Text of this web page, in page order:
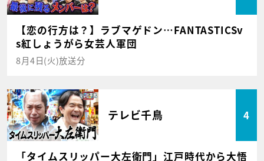
【恋の行方は？】ラブマゲドン…FANTASTICSv
s紅しょうがら女芸人軍団
8月4日(火)放送分
テレビ千鳥 4
「タイムスリッパー大左衛門」江戸時代から大悟